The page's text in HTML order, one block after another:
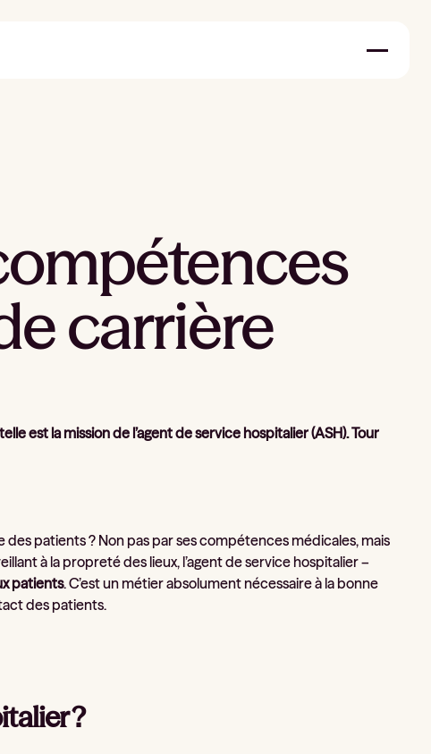
carrière
est la mission de l’agent de service hospitalier (ASH). Tour
patients ? Non pas par ses compétences médicales, mais
à la propreté des lieux, l’agent de service hospitalier –
patients. C’est un métier absolument nécessaire à la bonne
des patients.
?